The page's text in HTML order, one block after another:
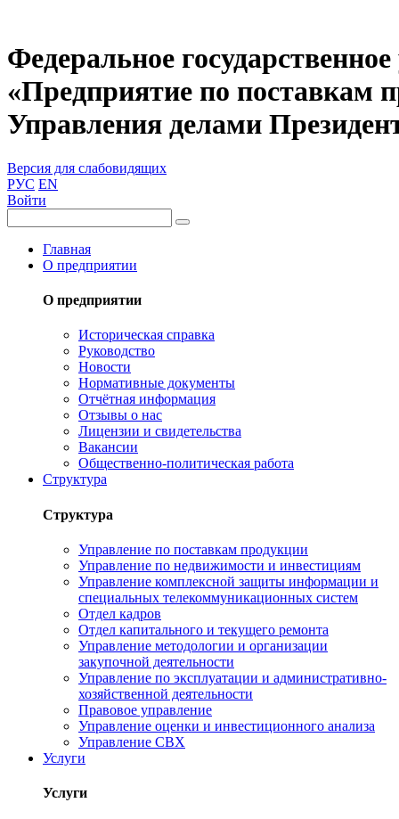
Федеральное
«Предприятие по поставкам
Управления делами
Версия для слабовидящих
РУС EN
Войти
Главная
О предприятии
О предприятии
Историческая справка
Руководство
Новости
Нормативные документы
Отчётная информация
Отзывы о нас
Лицензии и свидетельства
Вакансии
Общественно-политическая работа
Структура
Структура
Управление по поставкам продукции
Управление по недвижимости и инвестициям
Управление комплексной защиты информации и
специальных телекоммуникационных систем
Отдел кадров
Отдел капитального и текущего ремонта
Управление методологии и организации
закупочной деятельности
Управление по эксплуатации и административно-
хозяйственной деятельности
Правовое управление
Управление оценки и инвестиционного анализа
Управление СВХ
Услуги
Услуги